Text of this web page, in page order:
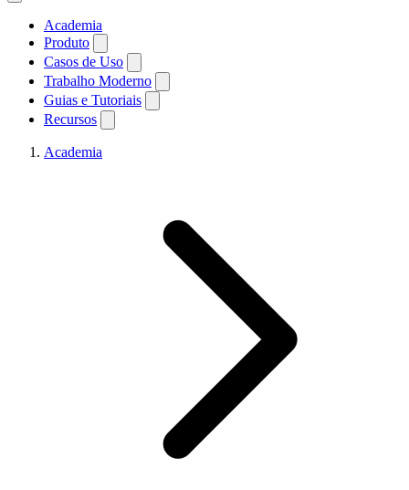
Academia
Produto
Casos de Uso
Trabalho Moderno
Guias e Tutoriais
Recursos
Academia